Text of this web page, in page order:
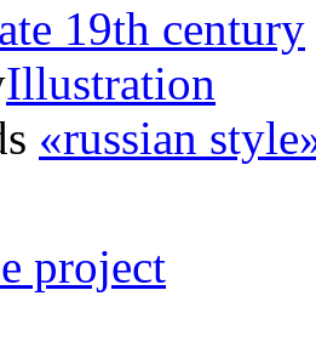
19th century
Illustration
«russian
project